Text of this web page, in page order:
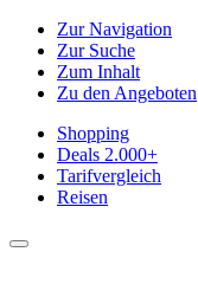
Zur Navigation
Zur Suche
Zum Inhalt
Zu den Angeboten
Shopping
Deals 2.000+
Tarifvergleich
Reisen